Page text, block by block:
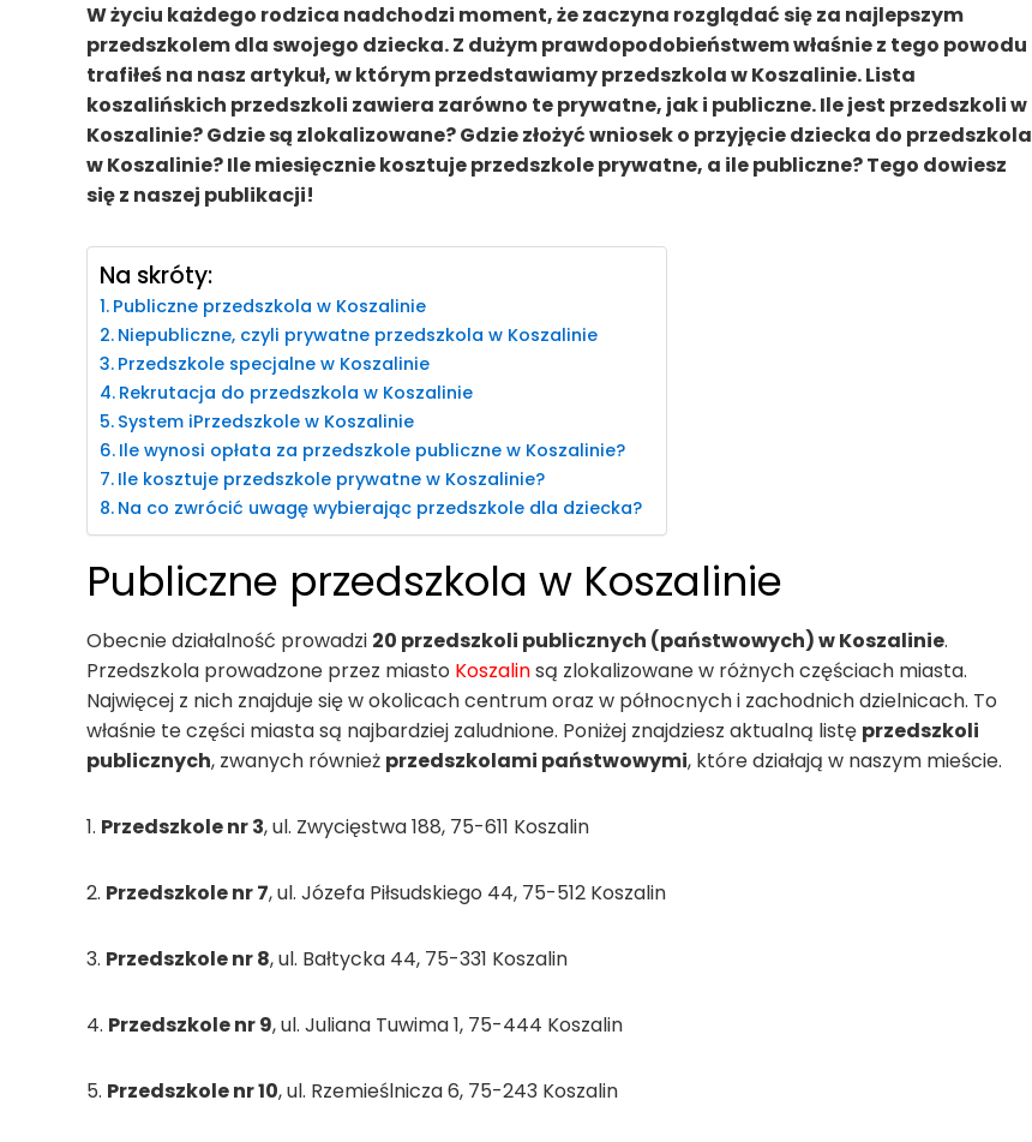
W życiu każdego rodzica nadchodzi moment, że zaczyna rozglądać się za najlepszym
przedszkolem dla swojego dziecka. Z dużym prawdopodobieństwem właśnie z tego powodu
trafiłeś na nasz artykuł, w którym przedstawiamy przedszkola w Koszalinie. Lista
koszalińskich przedszkoli zawiera zarówno te prywatne, jak i publiczne. Ile jest przedszkoli w
Koszalinie? Gdzie są zlokalizowane? Gdzie złożyć wniosek o przyjęcie dziecka do przedszkola
w Koszalinie? Ile miesięcznie kosztuje przedszkole prywatne, a ile publiczne? Tego dowiesz
się z naszej publikacji!
Na skróty:
Publiczne przedszkola w Koszalinie
Niepubliczne, czyli prywatne przedszkola w Koszalinie
Przedszkole specjalne w Koszalinie
Rekrutacja do przedszkola w Koszalinie
System iPrzedszkole w Koszalinie
Ile wynosi opłata za przedszkole publiczne w Koszalinie?
Ile kosztuje przedszkole prywatne w Koszalinie?
Na co zwrócić uwagę wybierając przedszkole dla dziecka?
Publiczne przedszkola w Koszalinie
Obecnie działalność prowadzi 20 przedszkoli publicznych (państwowych) w Koszalinie.
Przedszkola prowadzone przez miasto Koszalinsą zlokalizowane w różnych częściach miasta.
Najwięcej z nich znajduje się w okolicach centrum oraz w północnych i zachodnich dzielnicach. To
właśnie te części miasta są najbardziej zaludnione. Poniżej znajdziesz aktualną listę przedszkoli
publicznych, zwanych również przedszkolami państwowymi, które działają w naszym mieście.
1. Przedszkole nr 3, ul. Zwycięstwa 188, 75-611 Koszalin
2. Przedszkole nr 7, ul. Józefa Piłsudskiego 44, 75-512 Koszalin
3. Przedszkole nr 8, ul. Bałtycka 44, 75-331 Koszalin
4. Przedszkole nr 9, ul. Juliana Tuwima 1, 75-444 Koszalin
5. Przedszkole nr 10, ul. Rzemieślnicza 6, 75-243 Koszalin